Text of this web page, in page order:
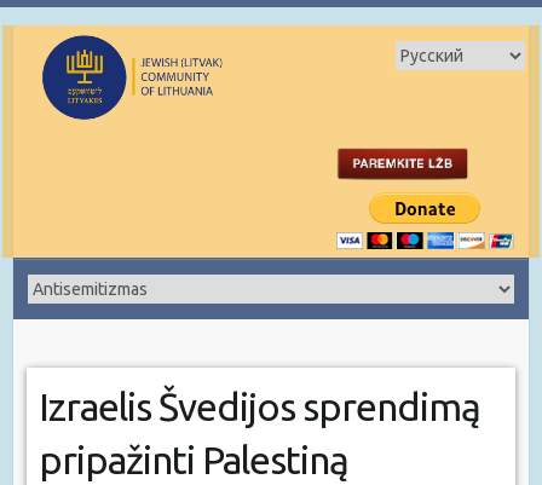
Izraelis Švedijos sprendimą
pripažinti Palestiną